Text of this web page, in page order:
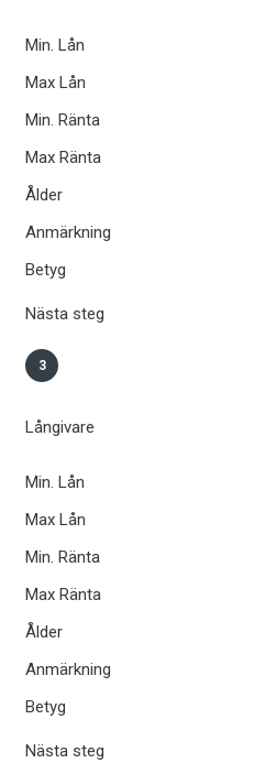
Min. Lån
Max Lån
Min. Ränta
Max Ränta
Ålder
Anmärkning
Betyg
Nästa steg
3
Långivare
Min. Lån
Max Lån
Min. Ränta
Max Ränta
Ålder
Anmärkning
Betyg
Nästa steg